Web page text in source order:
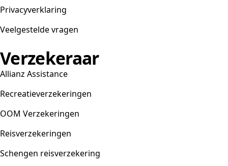
Privacyverklaring
Veelgestelde vragen
Verzekeraar
Allianz Assistance
Recreatieverzekeringen
OOM Verzekeringen
Reisverzekeringen
Schengen reisverzekering